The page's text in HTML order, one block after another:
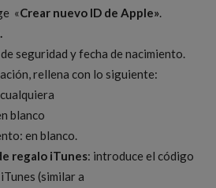
«Crear nuevo ID de Apple».
seguridad y fecha de nacimiento.
rellena con lo siguiente:
blanco
en blanco.
regalo iTunes: introduce el código
(similar a